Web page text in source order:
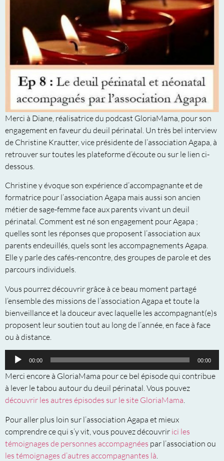
Merci à Diane, réalisatrice du podcast GloriaMama, pour son
engagement en faveur du deuil périnatal. Un très bel interview
de Christine Krautter, vice présidente de l’association Agapa, à
retrouver sur toutes les plateforme d’écoute ou sur le lien ci-
dessous.
Christine y évoque son expérience d’accompagnante et de
formatrice pour l’association Agapa mais aussi son ancien
métier de sage-femme face aux parents vivant un deuil
périnatal. Comment est né son engagement pour Agapa ;
quelles sont les réponses que proposent l’association aux
parents endeuillés, quels sont les accompagnements Agapa.
Elle y parle des cafés-rencontre, des groupes de parole et des
parcours individuels.
Vous pourrez découvrir grâce à ce beau moment partagé
l’ensemble des missions de l’association Agapa et toute la
bienveillance et la douceur avec laquelle les accompagnant(e)s
proposent leur soutien tout au long de l’année, en face à face
ou à distance.
Lecteur
audio
00:00 00:00
Merci encore à GloriaMama pour ce bel épisode qui contribue
à lever le tabou autour du deuil périnatal. Vous pouvez
découvrir les autres épisodes sur le site GloriaMama.
Pour aller plus loin sur l’association Agapa et mieux
comprendre ce qui s’y vit, vous pouvez découvrir ici les
témoignages de personnes accompagnées par l’association ou
les témoignages d’autres accompagnantes là